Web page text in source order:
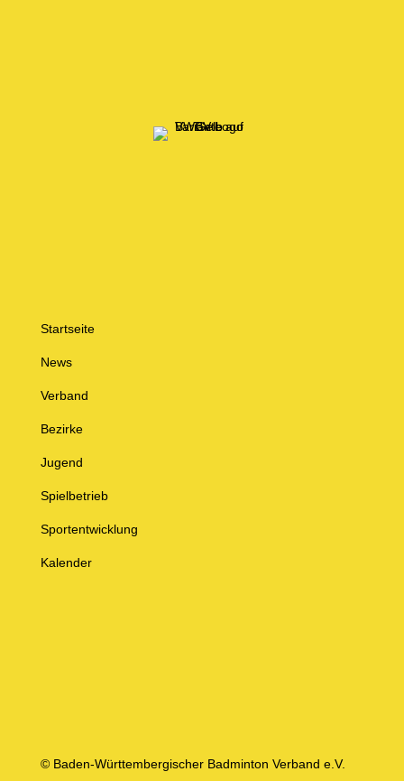
Startseite
News
Verband
Bezirke
Jugend
Spielbetrieb
Sportentwicklung
Kalender
© Baden-Württembergischer Badminton Verband e.V.